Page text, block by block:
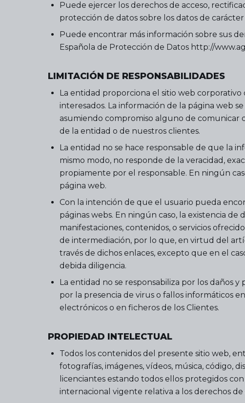
Puede ejercer los derechos de acceso,
protección de datos sobre los datos de
Puede encontrar más información sobre sus
Española de Protección de Datos http://
LIMITACIÓN DE RESPONSABILIDADES
La entidad proporciona el sitio web
interesados. La información de la página web
asumiendo compromiso alguno de comunicar
de la entidad o de nuestros clientes.
La entidad no se hace responsable de que la
mismo modo, no responde de la veracidad,
propiamente por el responsable. En ningún
página web.
Con la intención de que el usuario pueda
páginas webs. En ningún caso, la existencia
manifestaciones, contenidos, o servicios
de intermediación, por lo que, en virtud del
través de dichos enlaces, excepto que en el
debida diligencia.
La entidad no se responsabiliza por los daños
por la presencia de virus o fallos informáticos
electrónicos o en ficheros de los Clientes.
PROPIEDAD INTELECTUAL
Todos los contenidos del presente sitio web,
fotografías, imágenes, vídeos, música, código,
licenciantes estando todos ellos protegidos
internacional vigente relativa a los derechos de